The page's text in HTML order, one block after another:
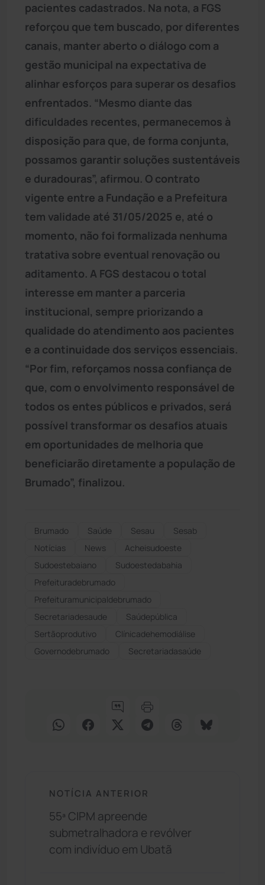
pacientes cadastrados. Na nota, a FGS
reforçou que tem buscado, por diferentes
canais, manter aberto o diálogo com a
gestão municipal na expectativa de
alinhar esforços para superar os desafios
enfrentados. “Mesmo diante das
dificuldades recentes, permanecemos à
disposição para que, de forma conjunta,
possamos garantir soluções sustentáveis
e duradouras”, afirmou. O contrato
vigente entre a Fundação e a Prefeitura
tem validade até 31/05/2025 e, até o
momento, não foi formalizada nenhuma
tratativa sobre eventual renovação ou
aditamento. A FGS destacou o total
interesse em manter a parceria
institucional, sempre priorizando a
qualidade do atendimento aos pacientes
e a continuidade dos serviços essenciais.
“Por fim, reforçamos nossa confiança de
que, com o envolvimento responsável de
todos os entes públicos e privados, será
possível transformar os desafios atuais
em oportunidades de melhoria que
beneficiarão diretamente a população de
Brumado”, finalizou.
Brumado Saúde Sesau
Sesab
Notícias
News
Acheisudoeste
Sudoestebaiano
Sudoestedabahia
Prefeituradebrumado
Prefeituramunicipaldebrumado
secretariadesaude
Saúdepública
Sertãoprodutivo
Clínicadehemodiálise
Governodebrumado
Secretariadasaúde
NOTÍCIA ANTERIOR
55ª CIPM apreende
submetralhadora e revólver
com indivíduo em Ubatã